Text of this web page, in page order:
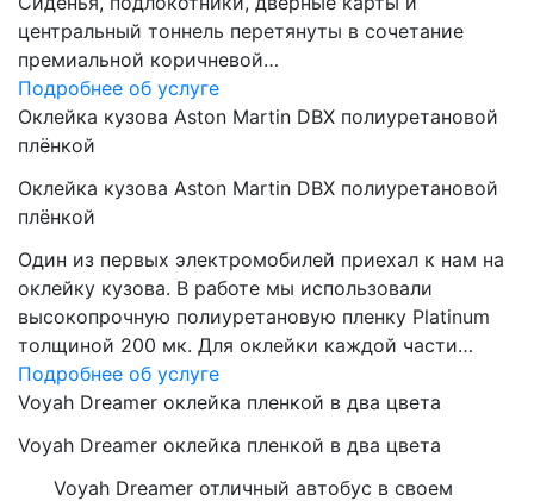
центральный тоннель перетянуты в сочетание
премиальной коричневой…
Подробнее об услуге
Оклейка кузова Aston Martin DBX полиуретановой
плёнкой
Оклейка кузова Aston Martin DBX полиуретановой
плёнкой
Один из первых электромобилей приехал к нам на
оклейку кузова. В работе мы использовали
высокопрочную полиуретановую пленку Platinum
толщиной 200 мк. Для оклейки каждой части…
Подробнее об услуге
Voyah Dreamer оклейка пленкой в два цвета
Voyah Dreamer оклейка пленкой в два цвета
Voyah Dreamer отличный автобус в своем